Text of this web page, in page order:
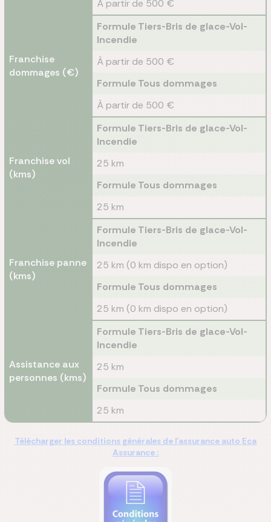
À partir de 500 €
Franchise
dommages (€)
Formule Tiers-Bris de glace-Vol-
Incendie
À partir de 500 €
Formule Tous dommages
À partir de 500 €
Franchise vol
(kms)
Formule Tiers-Bris de glace-Vol-
Incendie
25 km
Formule Tous dommages
25 km
Franchise panne
(kms)
Formule Tiers-Bris de glace-Vol-
Incendie
25 km (0 km dispo en option)
Formule Tous dommages
25 km (0 km dispo en option)
Assistance aux
personnes (kms)
Formule Tiers-Bris de glace-Vol-
Incendie
25 km
Formule Tous dommages
25 km
Télécharger les conditions générales de l'assurance auto Eca
Assurance :